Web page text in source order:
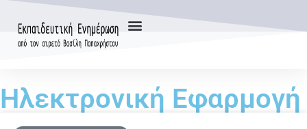
Ηλεκτρονική Εφαρμογή